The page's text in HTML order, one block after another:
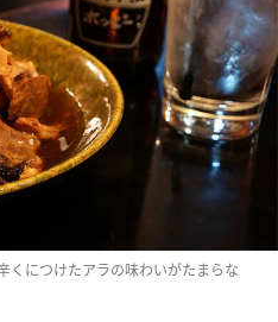
くにつけたアラの味わいがたまらな